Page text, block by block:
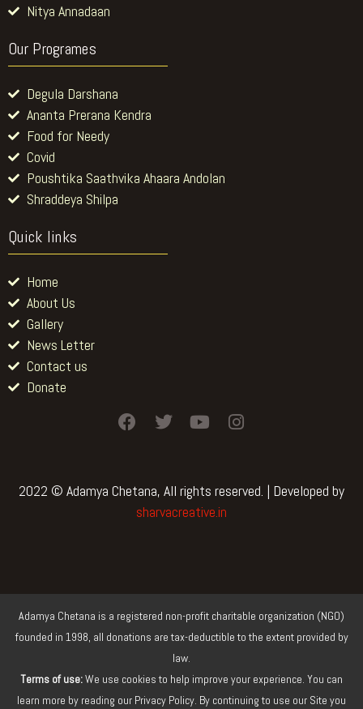
Nitya Annadaan
Our Programes
Degula Darshana
Ananta Prerana Kendra
Food for Needy
Covid
Poushtika Saathvika Ahaara Andolan
Shraddeya Shilpa
Quick links
Home
About Us
Gallery
News Letter
Contact us
Donate
F
a
b
T
w
t
e
r
Y
o
u
b
e
I
n
a
2022 © Adamya Chetana, All rights reserved. | Developed by
sharvacreative.in
Adamya Chetana is a registered non-profit charitable organization (NGO)
founded in 1998, all donations are tax-deductible to the extent provided by
law.
Terms of use:We use cookies to help improve your experience. You can
learn more by reading our Privacy Policy. By continuing to use our Site you